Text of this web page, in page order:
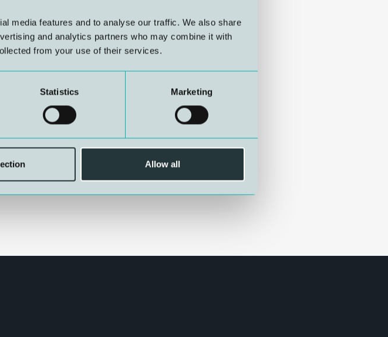
media features and to analyse our traffic. We also share
and analytics partners who may combine it with
from your use of their services.
Statistics Marketing
Allow all